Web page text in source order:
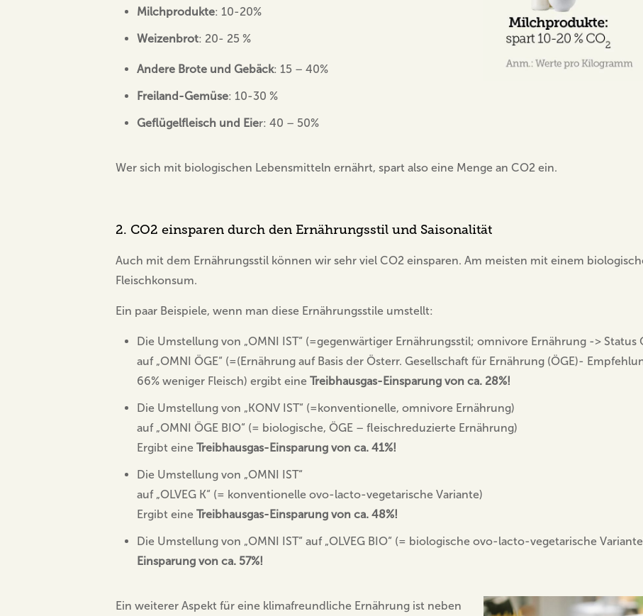
Milchprodukte: 10-20%
Weizenbrot: 20- 25 %
Andere Brote und Gebäck: 15 – 40%
Freiland-Gemüse: 10-30 %
Geflügelfleisch und Eier: 40 – 50%
Wer sich mit biologischen Lebensmitteln ernährt, spart also eine Menge an CO2 ein.
2. CO2 einsparen durch den Ernährungsstil und Saisonalität
Auch mit dem Ernährungsstil können wir sehr viel CO2 einsparen. Am meisten mit einem
Fleischkonsum.
Ein paar Beispiele, wenn man diese Ernährungsstile umstellt:
Die Umstellung von „OMNI IST“ (=gegenwärtiger Ernährungsstil; omnivore Ernährung ->
auf „OMNI ÖGE“ (=(Ernährung auf Basis der Österr. Gesellschaft für Ernährung (ÖGE)-
66% weniger Fleisch) ergibt eine Treibhausgas-Einsparung von ca. 28%!
Die Umstellung von „KONV IST“ (=konventionelle, omnivore Ernährung)
auf „OMNI ÖGE BIO“ (= biologische, ÖGE – fleischreduzierte Ernährung)
Ergibt eine Treibhausgas-Einsparung von ca. 41%!
Die Umstellung von „OMNI IST“
auf „OLVEG K“ (= konventionelle ovo-lacto-vegetarische Variante)
Ergibt eine Treibhausgas-Einsparung von ca. 48%!
Die Umstellung von „OMNI IST“ auf „OLVEG BIO“ (= biologische ovo-lacto-vegetarische
Einsparung von ca. 57%!
Ein weiterer Aspekt für eine klimafreundliche Ernährung ist neben